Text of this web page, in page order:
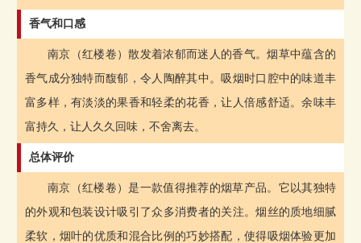
香气和口感
南京（红楼卷）散发着浓郁而迷人的香气。烟草中蕴含的
香气成分独特而馥郁，令人陶醉其中。吸烟时口腔中的味道丰
富多样，有淡淡的果香和轻柔的花香，让人倍感舒适。余味丰
富持久，让人久久回味，不舍离去。
总体评价
南京（红楼卷）是一款值得推荐的烟草产品。它以其独特
的外观和包装设计吸引了众多消费者的关注。烟丝的质地细腻
柔软，烟叶的优质和混合比例的巧妙搭配，使得吸烟体验更加